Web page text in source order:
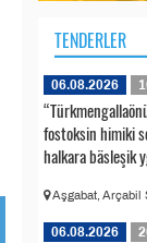
TENDERLER
06.08.2026
fostoksin himiki
halkara bäsleşik
Aşgabat, Arçabil
06.08.2026